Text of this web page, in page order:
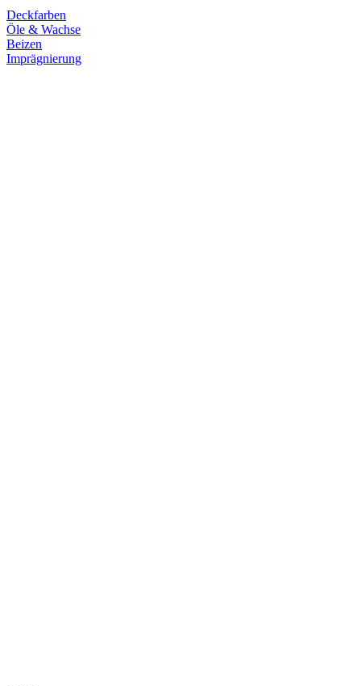
Deckfarben
Öle & Wachse
Beizen
Imprägnierung